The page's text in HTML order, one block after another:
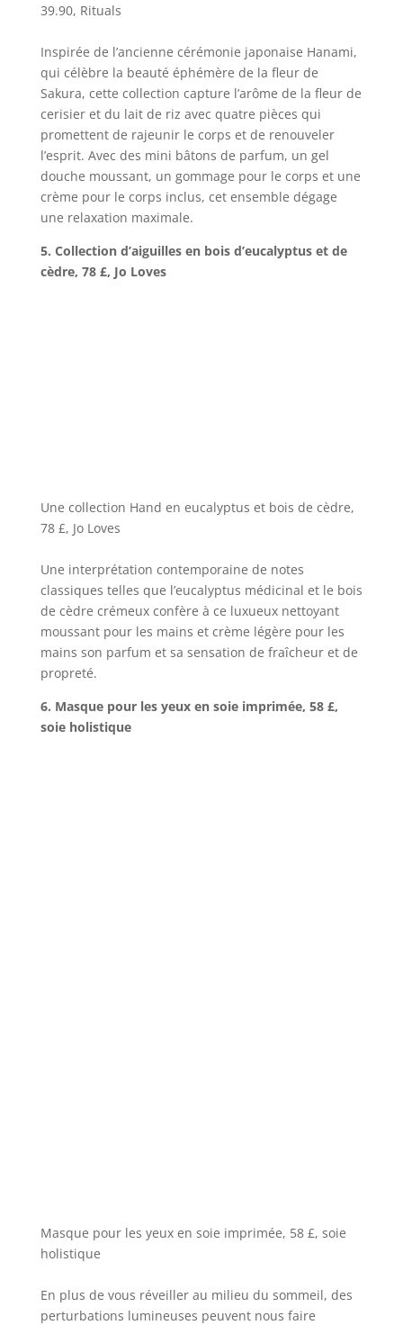
39.90, Rituals
Inspirée de l’ancienne cérémonie japonaise Hanami,
qui célèbre la beauté éphémère de la fleur de
Sakura, cette collection capture l’arôme de la fleur de
cerisier et du lait de riz avec quatre pièces qui
promettent de rajeunir le corps et de renouveler
l’esprit. Avec des mini bâtons de parfum, un gel
douche moussant, un gommage pour le corps et une
crème pour le corps inclus, cet ensemble dégage
une relaxation maximale.
5. Collection d’aiguilles en bois d’eucalyptus et de
cèdre, 78 £, Jo Loves
Une collection Hand en eucalyptus et bois de cèdre,
78 £, Jo Loves
Une interprétation contemporaine de notes
classiques telles que l’eucalyptus médicinal et le bois
de cèdre crémeux confère à ce luxueux nettoyant
moussant pour les mains et crème légère pour les
mains son parfum et sa sensation de fraîcheur et de
propreté.
6. Masque pour les yeux en soie imprimée, 58 £,
soie holistique
Masque pour les yeux en soie imprimée, 58 £, soie
holistique
En plus de vous réveiller au milieu du sommeil, des
perturbations lumineuses peuvent nous faire